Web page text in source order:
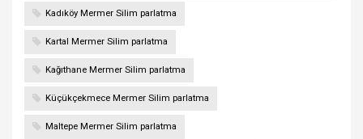
Kadıköy Mermer Silim parlatma
Kartal Mermer Silim parlatma
Kağıthane Mermer Silim parlatma
Küçükçekmece Mermer Silim parlatma
Maltepe Mermer Silim parlatma